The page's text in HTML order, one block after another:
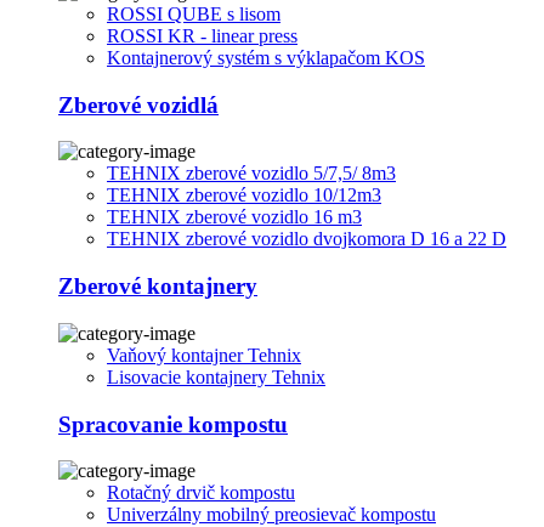
ROSSI QUBE s lisom
ROSSI KR - linear press
Kontajnerový systém s výklapačom KOS
Zberové vozidlá
TEHNIX zberové vozidlo 5/7,5/ 8m3
TEHNIX zberové vozidlo 10/12m3
TEHNIX zberové vozidlo 16 m3
TEHNIX zberové vozidlo dvojkomora D 16 a 22 D
Zberové kontajnery
Vaňový kontajner Tehnix
Lisovacie kontajnery Tehnix
Spracovanie kompostu
Rotačný drvič kompostu
Univerzálny mobilný preosievač kompostu